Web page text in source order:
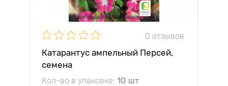
0 отзывов
Катарантус ампельный Персей,
семена
Кол-во в упаковке: 10 шт